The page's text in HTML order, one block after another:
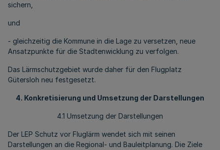
sichern,
und
- gleichzeitig die Kommune in die Lage zu versetzen, neue
Ansatzpunkte für die Stadtenwicklung zu verfolgen.
Das Lärmschutzgebiet wurde daher für den Flugplatz
Gütersloh neu festgesetzt.
4. Konkretisierung und Umsetzung der Darstellungen
4.1 Umsetzung der Darstellungen
Der LEP Schutz vor Fluglärm wendet sich mit seinen
Darstellungen an die Regional- und Bauleitplanung. Die Ziele